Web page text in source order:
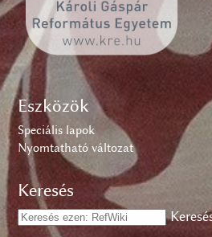
Eszközök
Speciális lapok
Nyomtatható változat
Keresés